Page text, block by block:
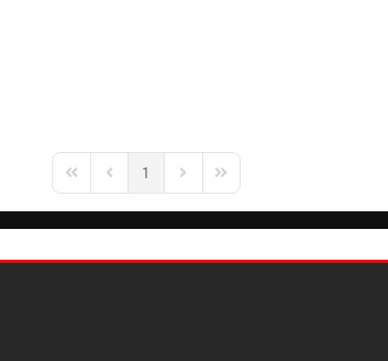
First PagePrevious Page
1 Next PageLast Page